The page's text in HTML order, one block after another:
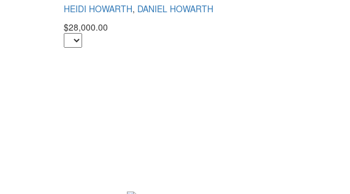
HEIDI HOWARTH, DANIEL HOWARTH
$28,000.00